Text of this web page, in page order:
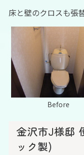
床と壁のクロスも張
Before
金沢市J様邸
ック製)